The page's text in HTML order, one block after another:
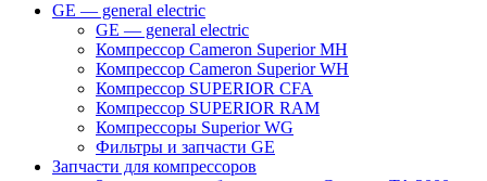
GE — general electric
GE — general electric
Компрессор Cameron Superior MH
Компрессор Cameron Superior WH
Компрессор SUPERIOR CFA
Компрессор SUPERIOR RAM
Компрессоры Superior WG
Фильтры и запчасти GE
Запчасти для компрессоров